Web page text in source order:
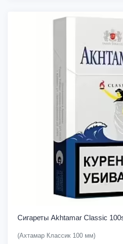
Сигареты Akhtamar Classic
(Ахтамар Классик 100 мм)